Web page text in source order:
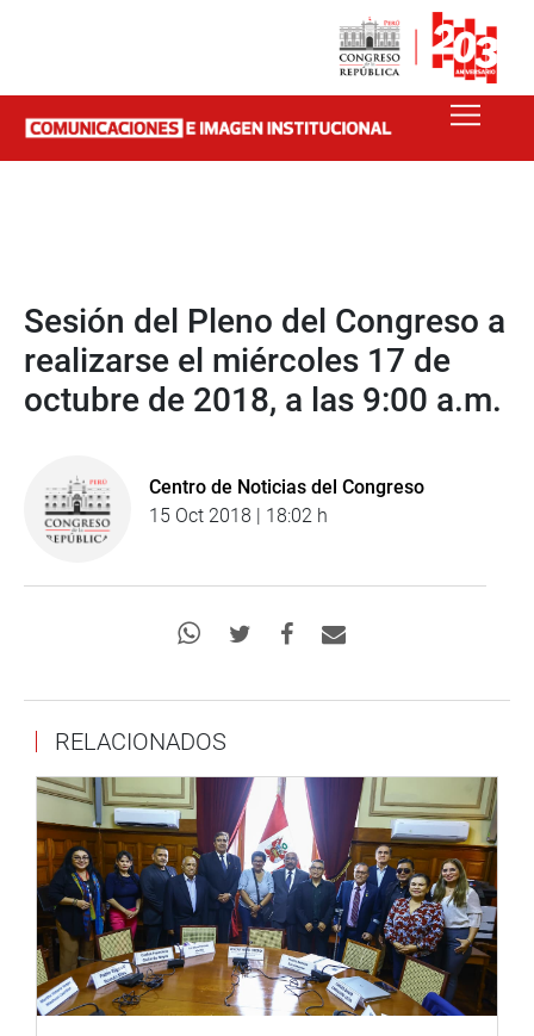
Sesión del Pleno del Congreso a
realizarse el miércoles 17 de
octubre de 2018, a las 9:00 a.m.
Centro de Noticias del Congreso
15 Oct 2018 | 18:02 h
RELACIONADOS